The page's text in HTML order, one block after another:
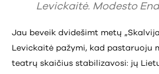
Levickaitė. Modesto
Jau beveik dvidešimt metų
Levickaitė pažymi, kad pastaruoju
teatrų skaičius stabilizavosi: jų